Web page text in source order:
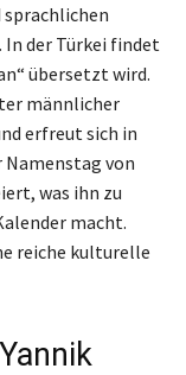
sprachlichen
der Türkei findet
übersetzt wird.
männlicher
erfreut sich in
von
was ihn zu
macht.
reiche kulturelle